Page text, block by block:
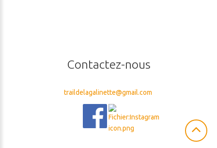
Contactez-nous
traildelagalinette@gmail.com